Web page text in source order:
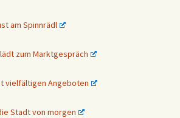
am Spinnrädl
zum Marktgespräch
vielfältigen Angeboten
Stadt von morgen